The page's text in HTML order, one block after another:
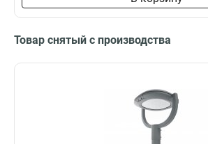
Товар снятый с производства